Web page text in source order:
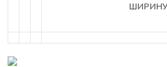
ШИРИНУ